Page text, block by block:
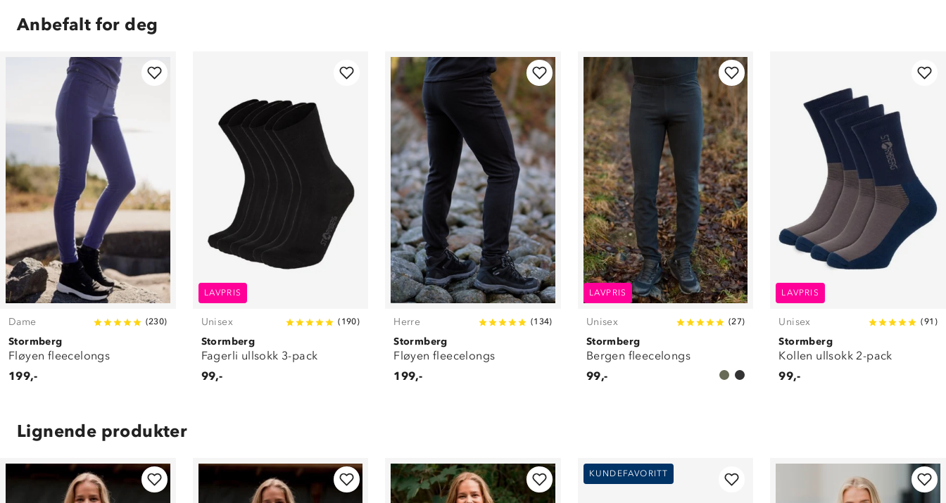
Anbefalt for deg
Dame (230)
Stormberg
Fløyen fleecelongs
199,-
LAVPRIS
Unisex ( 190)
Stormberg
Fagerli ullsokk 3-pack
99,-
Herre (134)
Stormberg
Fløyen fleecelongs
199,-
LAVPRIS
Unisex (27)
Stormberg
Bergen fleecelongs
99,-
LAVPRIS
Unisex (91 )
Stormberg
Kollen ullsokk 2-pack
99,-
Lignende produkter
KUNDEFAVORITT